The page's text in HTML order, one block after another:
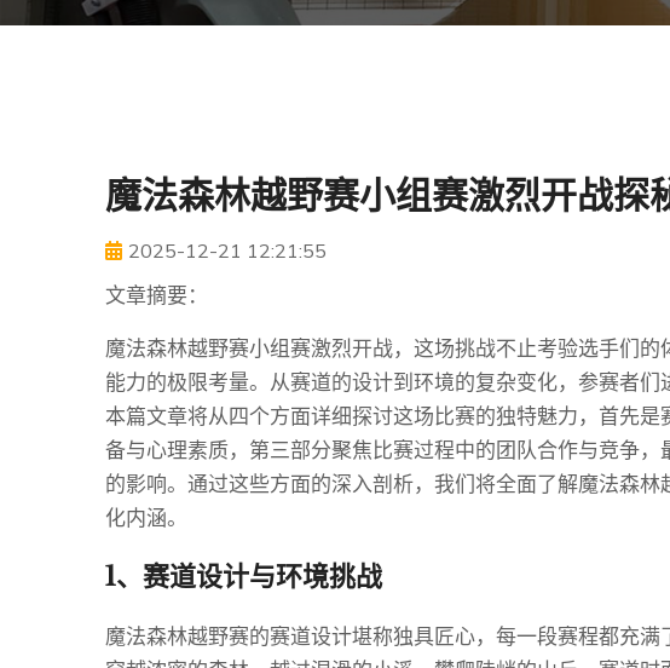
魔法森林越野赛小组赛激烈开战探
2025-12-21 12:21:55
文章摘要：
魔法森林越野赛小组赛激烈开战，这场挑战不止考验选手们
能力的极限考量。从赛道的设计到环境的复杂变化，参赛者们
本篇文章将从四个方面详细探讨这场比赛的独特魅力，首先
备与心理素质，第三部分聚焦比赛过程中的团队合作与竞争
的影响。通过这些方面的深入剖析，我们将全面了解魔法森
化内涵。
1、赛道设计与环境挑战
魔法森林越野赛的赛道设计堪称独具匠心，每一段赛程都充